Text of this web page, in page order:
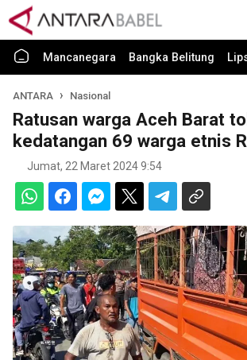
Mancanegara Bangka Belitung
ANTARA Nasional
Ratusan warga Aceh Barat
kedatangan 69 warga etnis
Jumat, 22 Maret 2024 9:54